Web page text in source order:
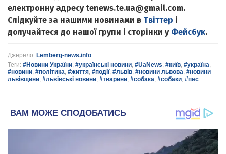
електронну адресу tenews.te.ua@gmail.com.
Слідкуйте за нашими новинами в Твіттер і
долучайтеся до нашої групи і сторінки у Фейсбук.
Джерело: Lemberg-news.info
Теги: #Новини України, #українські новини, #UaNews, #київ, #україна,
#новини, #політика, #життя, #події, #львів, #новини львова, #новини
львівщини, #львівські новини, #тварини, #собака, #собаки, #пес